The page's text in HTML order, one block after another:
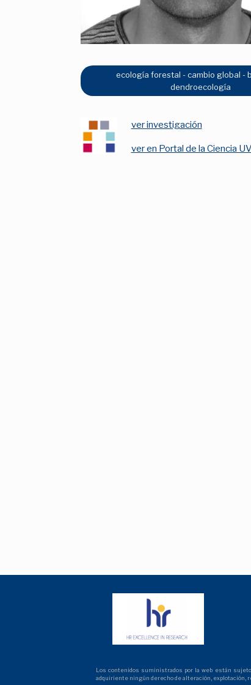
ecología forestal - cambio global -
dendroecología
ver investigación
ver en Portal de la Ciencia
Los contenidos suministrados por la web están
adquiriente ningún derecho de alteración, explotación,